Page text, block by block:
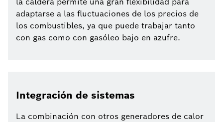
adaptarse a las fluctuaciones de los precios de
los combustibles, ya que puede trabajar tanto
con gas como con gasóleo bajo en azufre.
Integración de sistemas
La combinación con otros generadores de calor